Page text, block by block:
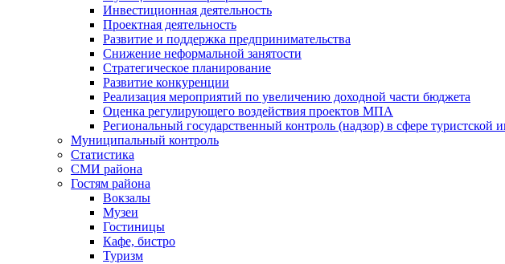
Инвестиционная деятельность
Проектная деятельность
Развитие и поддержка предпринимательства
Снижение неформальной занятости
Стратегическое планирование
Развитие конкуренции
Реализация мероприятий по увеличению доходной части бюджета
Оценка регулирующего воздействия проектов МПА
Региональный государственный контроль (надзор) в сфере туристской
Муниципальный контроль
Статистика
СМИ района
Гостям района
Вокзалы
Музеи
Гостиницы
Кафе, бистро
Туризм